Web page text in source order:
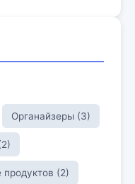
Органайзеры (3)
продуктов (2)